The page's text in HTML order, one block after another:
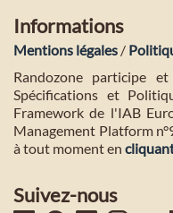
Informations
Mentions légales /
Randozone participe
Spécifications et
Framework de l'IAB
Management Platform
à tout moment en
Suivez-nous